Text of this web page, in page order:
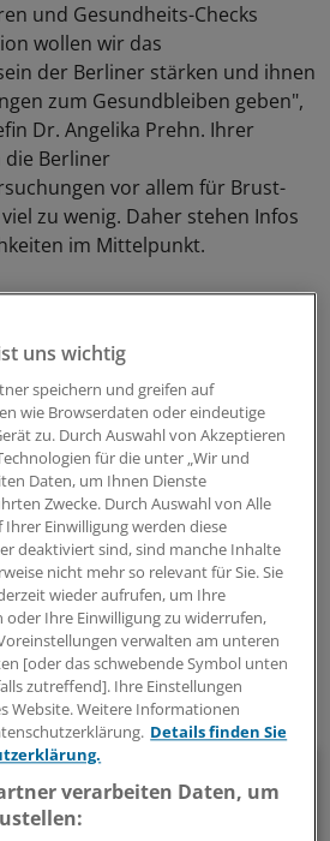
und Gesundheits-Checks
wollen wir das
der Berliner stärken und ihnen
zum Gesundbleiben geben",
Dr. Angelika Prehn. Ihrer
die Berliner
vor allem für Brust-
zu wenig. Daher stehen Infos
im Mittelpunkt.
Haus- und Fachärzte und
lokalen Radiosender
zu den Blutdruck-, Blutzucker-
gibt es täglich ein wechselndes
und Untersuchungen.
Beispiel Hinweise, wie
werden kann.
0
Thema
blicken Sie hinter das tägliche
uns wichtig
speichern und greifen auf
wie Browserdaten oder eindeutige
zu. Durch Auswahl von Akzeptieren
für die unter „Wir und
Daten, um Ihnen Dienste
Zwecke. Durch Auswahl von Alle
Einwilligung werden diese
deaktiviert sind, sind manche Inhalte
nicht mehr so relevant für Sie. Sie
wieder aufrufen, um Ihre
oder Ihre Einwilligung zu widerrufen,
verwalten am unteren
[oder das schwebende Symbol unten
zutreffend]. Ihre Einstellungen
Website. Weitere Informationen
Details finden Sie
verarbeiten Daten, um